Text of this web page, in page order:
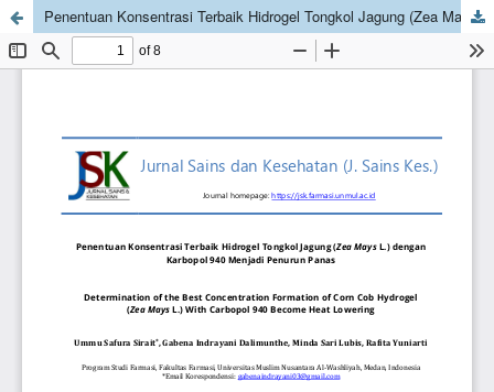
Penentuan Konsentrasi Terbaik Hidrogel Tongkol Jagung (Zea Mays L.) dengan Karbopol 940 Menjadi Penurun Panas